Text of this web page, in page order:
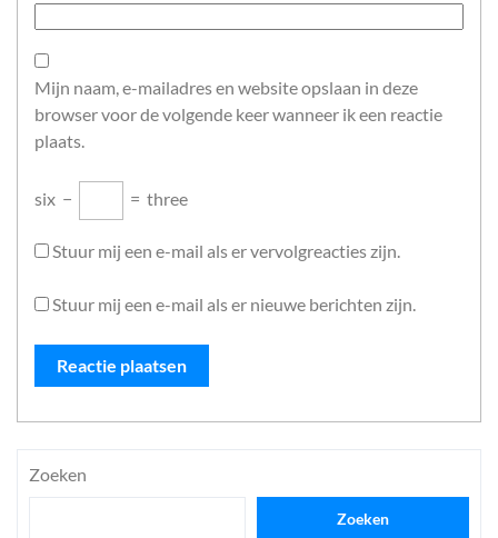
Mijn naam, e-mailadres en website opslaan in deze
browser voor de volgende keer wanneer ik een reactie
plaats.
six − = three
Stuur mij een e-mail als er vervolgreacties zijn.
Stuur mij een e-mail als er nieuwe berichten zijn.
Zoeken
Zoeken